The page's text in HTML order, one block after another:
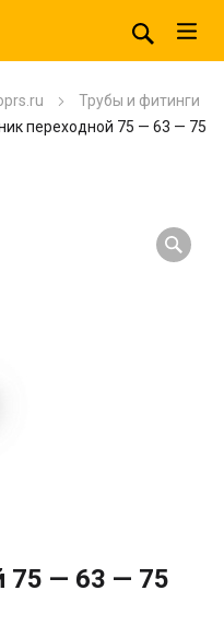
Трубы и фитинги
переходной 75 — 63 — 75
75 — 63 — 75